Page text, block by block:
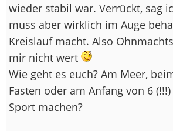
wieder stabil war. Verrückt, sag
muss aber wirklich im Auge
Kreislauf macht. Also
mir nicht wert
Wie geht es euch? Am Meer,
Fasten oder am Anfang von 6
Sport machen?